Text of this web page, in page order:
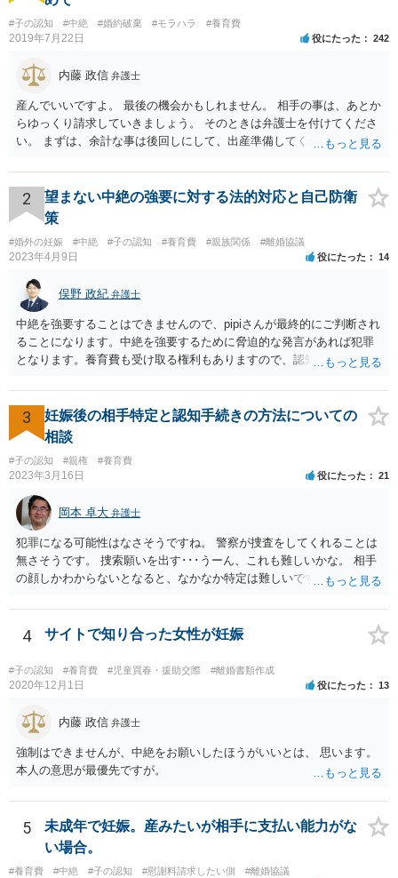
#子の認知 #中絶 #婚約破棄 #モラハラ #養育費
2019年7月22日 役にたった 242
内藤 政信 弁護士
産んでいいですよ。 最後の機会かもしれません。 相手の事は、あとか
らゆっくり請求していきましょう。 そのときは弁護士を付けてくださ
い。 まずは、余計な事は後回しにして、出産準備してください。
2
望まない中絶の強要に対する法的対応と自己防衛
策
#婚外の妊娠 #中絶 #子の認知 #養育費 #親族関係 #離婚協議
2023年4月9日 役にたった 14
俣野 政紀 弁護士
中絶を強要することはできませんので、pipiさんが最終的にご判断され
ることになります。中絶を強要するために脅迫的な発言があれば犯罪
となります。養育費も受け取る権利もありますので、認知等につきお
勧めします。
3
妊娠後の相手特定と認知手続きの方法についての
相談
#子の認知 #親権 #養育費
2023年3月16日 役にたった 21
岡本 卓大 弁護士
犯罪になる可能性はなさそうですね。 警察が捜査をしてくれることは
無さそうです。 捜索願いを出す･･･うーん、これも難しいかな。 相手
の顔しかわからないとなると、なかなか特定は難しいですね。 お役に
4 サイトで知り合った女性が妊娠
#子の認知 #養育費 #児童買春・援助交際 #離婚書類作成
2020年12月1日 役にたった 13
内藤 政信 弁護士
強制はできませんが、中絶をお願いしたほうがいいとは、 思います。
本人の意思が最優先ですが。
5
未成年で妊娠。産みたいが相手に支払い能力がな
い場合。
#養育費 #中絶 #子の認知 #慰謝料請求したい側 #離婚協議